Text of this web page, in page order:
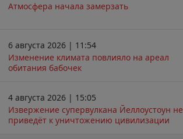
Атмосфера начала замерзать
6 августа 2026 | 11:54
Изменение климата повлияло на ареал
обитания бабочек
4 августа 2026 | 15:05
Извержение супервулкана Йеллоустоун не
приведёт к уничтожению цивилизации